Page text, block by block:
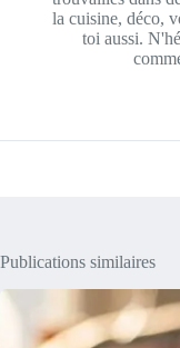
la cuisine, déco,
toi aussi.
Publications similaires